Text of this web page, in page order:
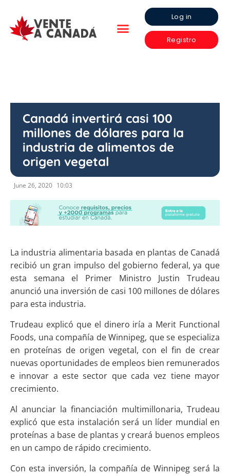
Log in
Registro
Canadá invertirá casi 100
millones de dólares para la
industria de alimentos de
origen vegetal
June 26, 2020 10:03
La industria alimentaria basada en plantas de Canadá
recibió un gran impulso del gobierno federal, ya que
esta semana el Primer Ministro Justin Trudeau
anunció una inversión de casi 100 millones de dólares
para esta industria.
Trudeau explicó que el dinero iría a Merit Functional
Foods, una compañía de Winnipeg, que se especializa
en proteínas de origen vegetal, con el fin de crear
nuevas oportunidades de empleos bien remunerados
e innovar a este sector que cada vez tiene mayor
crecimiento.
Al anunciar la financiación multimillonaria, Trudeau
explicó que esta instalación será un líder mundial en
proteínas a base de plantas y creará buenos empleos
en un campo de rápido crecimiento.
Con esta inversión, la compañía de Winnipeg será la